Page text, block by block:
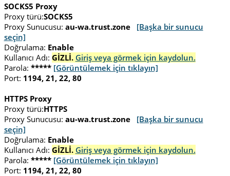
SOCKS5 Proxy
Proxy türü:SOCKS5
Proxy Sunucusu: au-wa.trust.zone
[Başka bir sunucu
seçin]
Doğrulama: Enable
Kullanıcı Adı: GİZLİ. Giriş veya görmek için kaydolun.
Parola: ***** [Görüntülemek için tıklayın]
Port: 1194, 21, 22, 80
HTTPS Proxy
Proxy türü:HTTPS
Proxy Sunucusu: au-wa.trust.zone
[Başka bir sunucu
seçin]
Doğrulama: Enable
Kullanıcı Adı: GİZLİ. Giriş veya görmek için kaydolun.
Parola: ***** [Görüntülemek için tıklayın]
Port: 1194, 21, 22, 80